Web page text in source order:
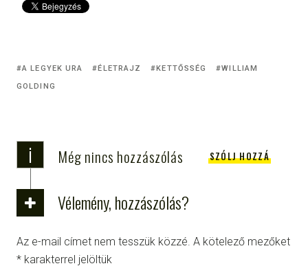
A LEGYEK URA ÉLETRAJZ KETTŐSSÉG
WILLIAM
GOLDING
i Még nincs hozzászólás SZÓLJ HOZZÁ
Vélemény, hozzászólás?
Az e-mail címet nem tesszük közzé. A kötelező mezőket
* karakterrel jelöltük